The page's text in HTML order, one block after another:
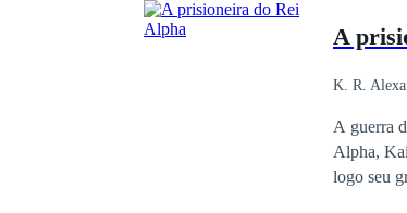
eleita a
A
K. R.
A guerra
Alpha,
logo seu